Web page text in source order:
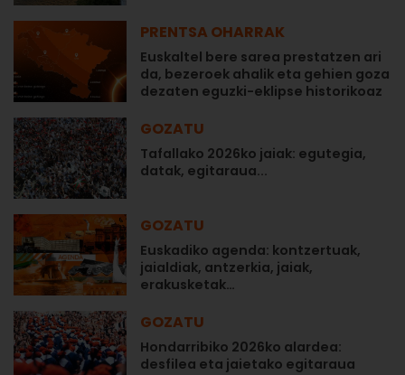
PRENTSA OHARRAK
Euskaltel bere sarea prestatzen ari
da, bezeroek ahalik eta gehien goza
dezaten eguzki-eklipse historikoaz
GOZATU
Tafallako 2026ko jaiak: egutegia,
datak, egitaraua...
GOZATU
Euskadiko agenda: kontzertuak,
jaialdiak, antzerkia, jaiak,
erakusketak…
GOZATU
Hondarribiko 2026ko alardea:
desfilea eta jaietako egitaraua